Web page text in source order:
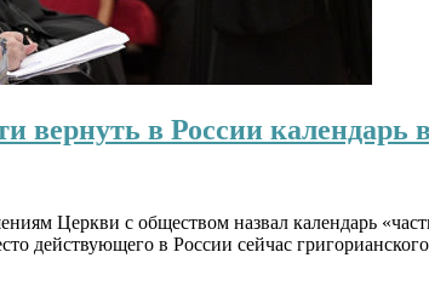
вернуть в России календарь
Церкви с обществом назвал календарь
действующего в России сейчас